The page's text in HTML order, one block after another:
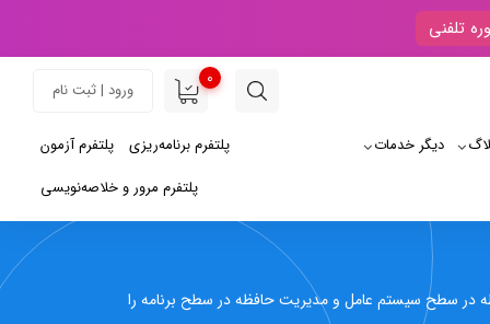
تلفنی
0
ورود | ثبت نام
دیگر خدمات پلتفرم آزمون
پلتفرم برنامه‌ریزی
پلتفرم مرور و خلاصه‌نویسی
در سطح سیستم عامل و مدیریت حافظه در سطح برنامه را